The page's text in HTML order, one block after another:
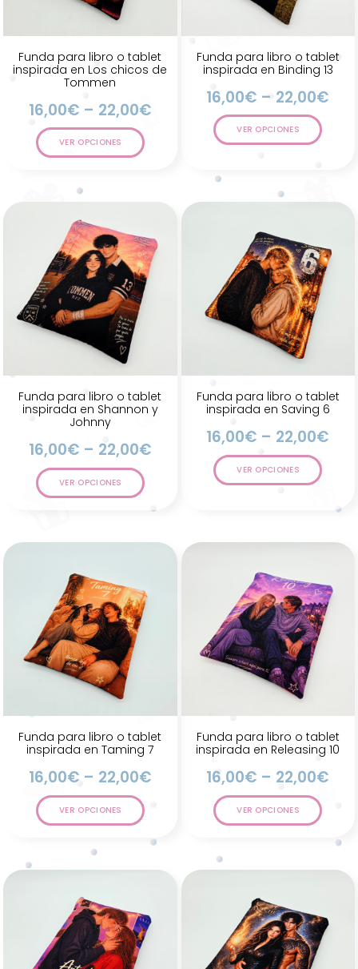
Funda para libro o tablet
inspirada en Los chicos de
Tommen
16,00€ – 22,00€
VER OPCIONES
Funda para libro o tablet
inspirada en Binding 13
16,00€ – 22,00€
VER OPCIONES
Funda para libro o tablet
inspirada en Shannon y
Johnny
16,00€ – 22,00€
VER OPCIONES
Funda para libro o tablet
inspirada en Saving 6
16,00€ – 22,00€
VER OPCIONES
Funda para libro o tablet
inspirada en Taming 7
16,00€ – 22,00€
VER OPCIONES
Funda para libro o tablet
inspirada en Releasing 10
16,00€ – 22,00€
VER OPCIONES